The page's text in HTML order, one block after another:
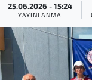
25.06.2026 - 15:24
YAYINLANMA
Haber Arşivi